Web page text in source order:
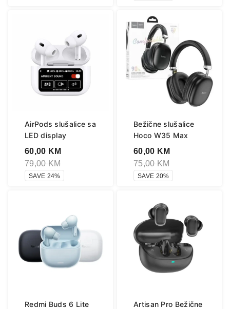
AirPods slušalice sa
LED display
60,00 KM
79,00KM
SAVE 24%
Bežične slušalice
Hoco W35 Max
60,00 KM
75,00KM
SAVE 20%
Redmi Buds 6 Lite
Artisan Pro Bežične